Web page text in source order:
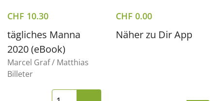
CHF 10.30
tägliches Manna
2020 (eBook)
Marcel Graf / Matthias
Billeter
CHF 0.00
Näher zu Dir App